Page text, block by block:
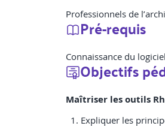
Professionnels de
Pré-requis
Connaissance du
Objectifs
Maîtriser les outils
Expliquer les